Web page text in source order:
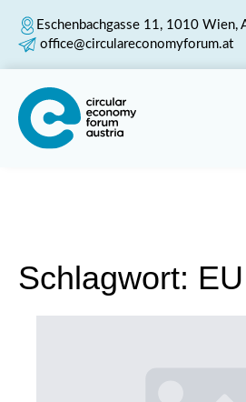
Eschenbachgasse 11, 1010 Wien,
office@circulareconomyforum.at
Schlagwort: EU